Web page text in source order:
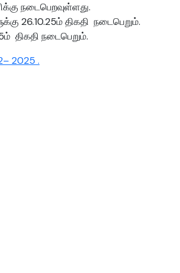
நடைபெறவுள்ளது.
26.10.25ம் திகதி நடைபெறும்.
திகதி நடைபெறும்.
2025 .